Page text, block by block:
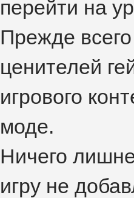
перейти на
Прежде
ценителей
игрового
моде.
Ничего
игру не